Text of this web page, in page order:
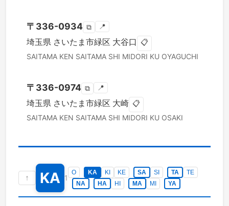
〒 336-0934 ⧉ 📍
埼玉県 さいたま市緑区 大谷口 📋
SAITAMA KEN SAITAMA SHI MIDORI KU OYAGUCHI
〒 336-0974 ⧉ 📍
埼玉県 さいたま市緑区 大崎 📋
SAITAMA KEN SAITAMA SHI MIDORI KU OSAKI
↑ KA 1
O KA KI KE SA SI TA
TE
NA
HA HI MA MI YA